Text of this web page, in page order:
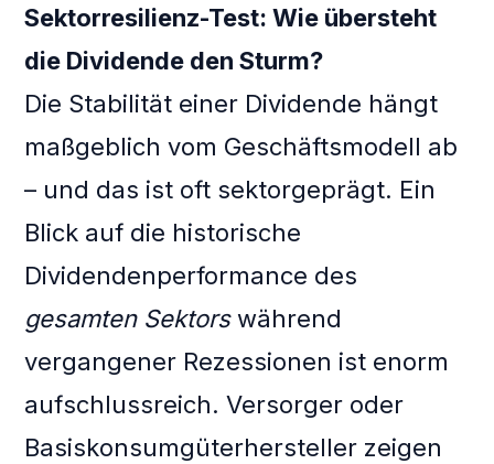
Sektorresilienz-Test: Wie übersteht
die Dividende den Sturm?
Die Stabilität einer Dividende hängt
maßgeblich vom Geschäftsmodell ab
– und das ist oft sektorgeprägt. Ein
Blick auf die historische
Dividendenperformance des
gesamten Sektorswährend
vergangener Rezessionen ist enorm
aufschlussreich. Versorger oder
Basiskonsumgüterhersteller zeigen